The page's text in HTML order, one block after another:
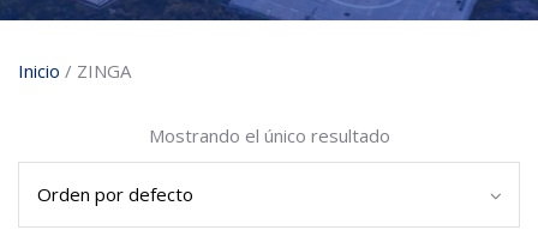
Inicio / ZINGA
Mostrando el único resultado